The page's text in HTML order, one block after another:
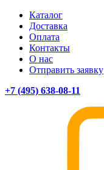
Каталог
Доставка
Оплата
Контакты
О нас
Отправить заявку
+7 (495) 638-08-11